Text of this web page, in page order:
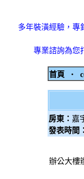
多年裝潢經驗，專
專業諮詢為您
首頁 ‧
房東： 嘉
發表時間：
辦公大樓